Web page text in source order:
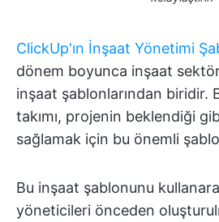
ClickUp'ın İnşaat Yönetimi
dönem boyunca inşaat
inşaat şablonlarından biridir.
takımı, projenin beklendiği
sağlamak için bu önemli
Bu inşaat şablonunu
yöneticileri önceden